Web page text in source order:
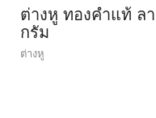
ต่างหู ทองคำแท้ ล
กรัม
ต่างหู